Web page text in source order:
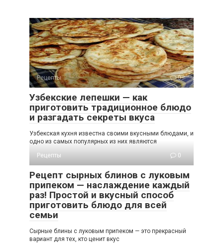
Рецепты 0
Узбекские лепешки — как
приготовить традиционное блюдо
и разгадать секреты вкуса
Узбекская кухня известна своими вкусными блюдами, и
одно из самых популярных из них являются
Рецепты
0
Рецепт сырных блинов с луковым
припеком — наслаждение каждый
раз! Простой и вкусный способ
приготовить блюдо для всей
семьи
Сырные блины с луковым припеком — это прекрасный
вариант для тех, кто ценит вкус